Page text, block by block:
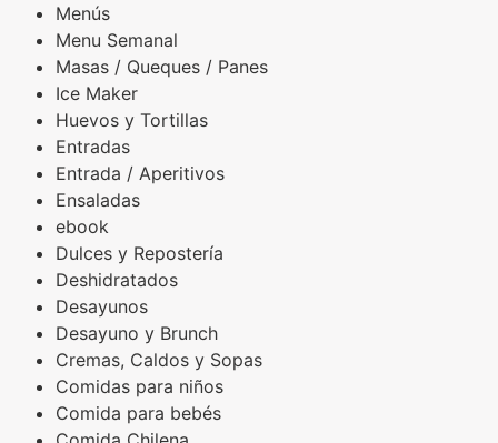
Menús
Menu Semanal
Masas / Queques / Panes
Ice Maker
Huevos y Tortillas
Entradas
Entrada / Aperitivos
Ensaladas
ebook
Dulces y Repostería
Deshidratados
Desayunos
Desayuno y Brunch
Cremas, Caldos y Sopas
Comidas para niños
Comida para bebés